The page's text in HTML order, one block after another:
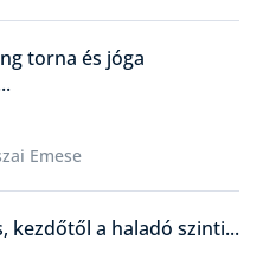
torna és jóga
Emese
kezdőtől a haladó szinti...